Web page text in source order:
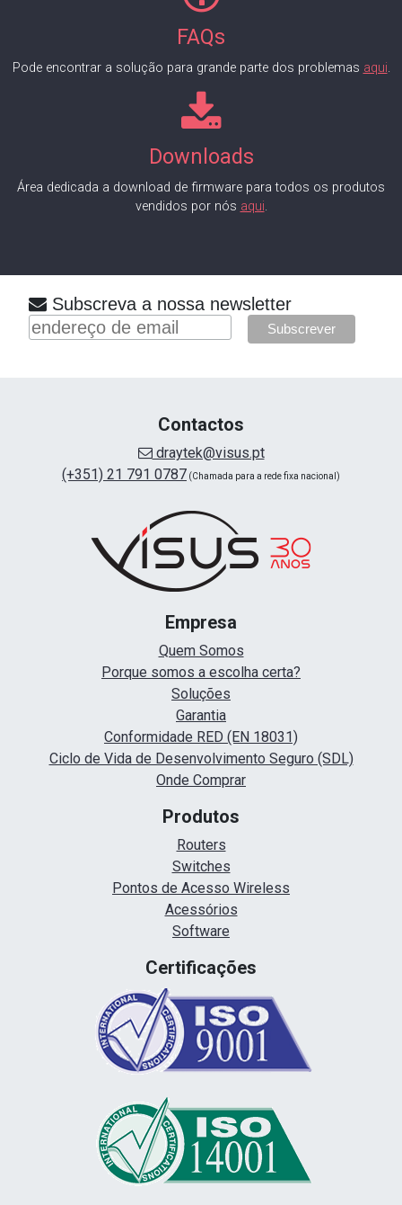
FAQs
Pode encontrar a solução para grande parte dos problemas aqui.
Downloads
Área dedicada a download de firmware para todos os produtos
vendidos por nós aqui.
Subscreva a nossa newsletter
Contactos
draytek@visus.pt
(+351) 21 791 0787 (Chamada para a rede fixa nacional)
Empresa
Quem Somos
Porque somos a escolha certa?
Soluções
Garantia
Conformidade RED (EN 18031)
Ciclo de Vida de Desenvolvimento Seguro (SDL)
Onde Comprar
Produtos
Routers
Switches
Pontos de Acesso Wireless
Acessórios
Software
Certificações